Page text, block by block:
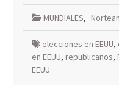
MUNDIALES,
elecciones en EEUU,
en EEUU, republicanos,
EEUU